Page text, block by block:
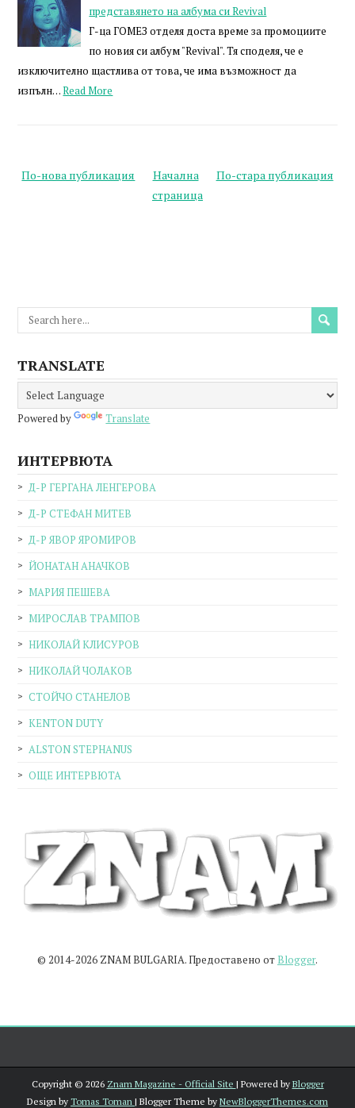
представянето на албума си Revival
Г-ца ГОМЕЗ отделя доста време за промоциите
по новия си албум "Revival". Тя споделя, че е
изключително щастлива от това, че има възможност да
изпълн…Read More
По-нова публикация По-стара публикация
Начална
страница
TRANSLATE
Powered by Translate
ИНТЕРВЮТА
Д-Р ГЕРГАНА ЛЕНГЕРОВА
Д-Р СТЕФАН МИТЕВ
Д-Р ЯВОР ЯРОМИРОВ
ЙОНАТАН АНАЧКОВ
МАРИЯ ПЕШЕВА
МИРОСЛАВ ТРАМПОВ
НИКОЛАЙ КЛИСУРОВ
НИКОЛАЙ ЧОЛАКОВ
СТОЙЧО СТАНЕЛОВ
KENTON DUTY
ALSTON STEPHANUS
ОЩЕ ИНТЕРВЮТА
© 2014-2026 ZNAM BULGARIA. Предоставено от Blogger.
Copyright © 2026 Znam Magazine - Official Site | Powered by Blogger
Design by Tomas Toman | Blogger Theme by NewBloggerThemes.com